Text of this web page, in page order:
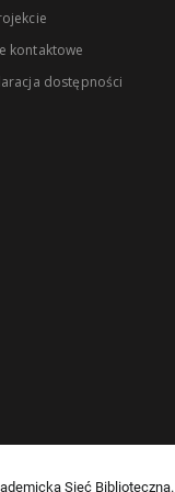
kontaktowe
dostępności
Sieć Biblioteczną.